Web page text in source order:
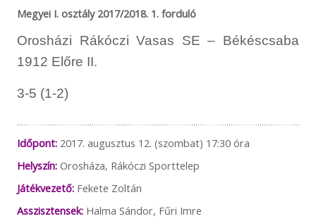
Megyei I. osztály 2017/2018. 1. forduló
Orosházi Rákóczi Vasas SE – Békéscsaba
1912 Előre II.
3-5 (1-2)
Időpont:2017. augusztus 12. (szombat) 17:30 óra
Helyszín: Orosháza, Rákóczi Sporttelep
Játékvezető: Fekete Zoltán
Asszisztensek: Halma Sándor, Fűri Imre